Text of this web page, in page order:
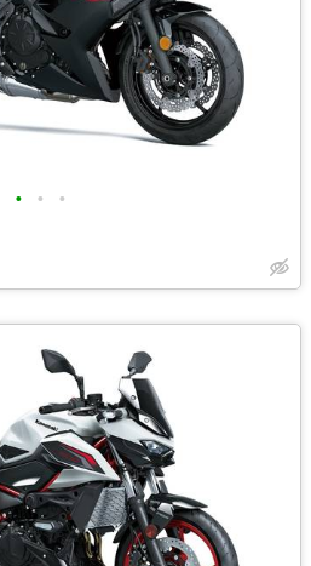
• • •